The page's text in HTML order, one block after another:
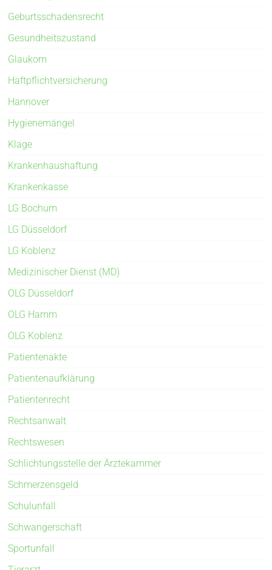
Geburtsschadensrecht
Gesundheitszustand
Glaukom
Haftpflichtversicherung
Hannover
Hygienemängel
Klage
Krankenhaushaftung
Krankenkasse
LG Bochum
LG Düsseldorf
LG Koblenz
Medizinischer Dienst (MD)
OLG Düsseldorf
OLG Hamm
OLG Koblenz
Patientenakte
Patientenaufklärung
Patientenrecht
Rechtsanwalt
Rechtswesen
Schlichtungsstelle der Ärztekammer
Schmerzensgeld
Schulunfall
Schwangerschaft
Sportunfall